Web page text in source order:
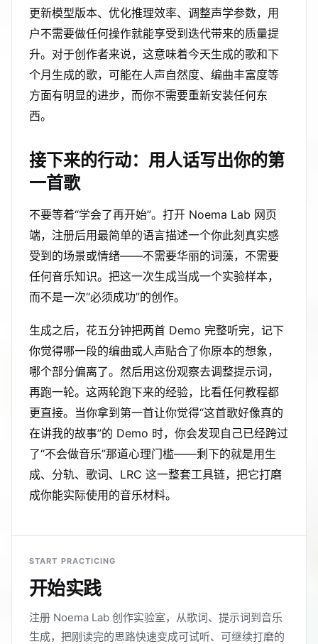
更新模型版本、优化推理效率、调整声学参数，用
户不需要做任何操作就能享受到迭代带来的质量提
升。对于创作者来说，这意味着今天生成的歌和下
个月生成的歌，可能在人声自然度、编曲丰富度等
方面有明显的进步，而你不需要重新安装任何东
西。
接下来的行动：用人话写出你的第
一首歌
不要等着“学会了再开始”。打开 Noema Lab 网页
端，注册后用最简单的语言描述一个你此刻真实感
受到的场景或情绪——不需要华丽的词藻，不需要
任何音乐知识。把这一次生成当成一个实验样本，
而不是一次“必须成功”的创作。
生成之后，花五分钟把两首 Demo 完整听完，记下
你觉得哪一段的编曲或人声贴合了你原本的想象，
哪个部分偏离了。然后用这份观察去调整提示词，
再跑一轮。这两轮跑下来的经验，比看任何教程都
更直接。当你拿到第一首让你觉得“这首歌好像真的
在讲我的故事”的 Demo 时，你会发现自己已经跨过
了“不会做音乐”那道心理门槛——剩下的就是用生
成、分轨、歌词、LRC 这一整套工具链，把它打磨
成你能实际使用的音乐材料。
START PRACTICING
开始实践
注册 Noema Lab 创作实验室，从歌词、提示词到音乐
生成，把刚读完的思路快速变成可试听、可继续打磨的